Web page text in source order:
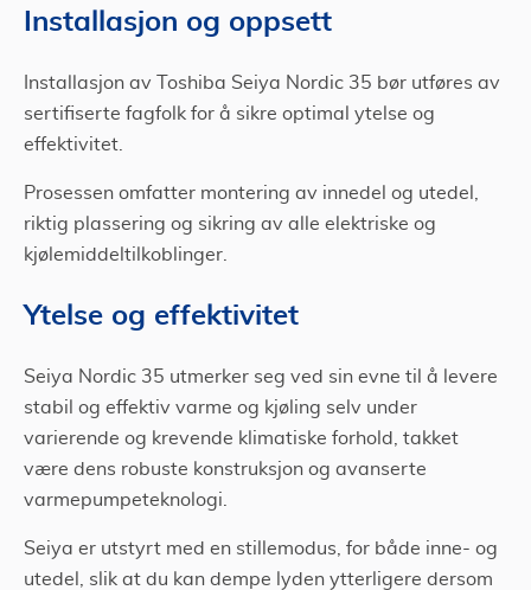
Installasjon og oppsett
Installasjon av Toshiba Seiya Nordic 35 bør utføres av
sertifiserte fagfolk for å sikre optimal ytelse og
effektivitet.
Prosessen omfatter montering av innedel og utedel,
riktig plassering og sikring av alle elektriske og
kjølemiddeltilkoblinger.
Ytelse og effektivitet
Seiya Nordic 35 utmerker seg ved sin evne til å levere
stabil og effektiv varme og kjøling selv under
varierende og krevende klimatiske forhold, takket
være dens robuste konstruksjon og avanserte
varmepumpeteknologi.
Seiya er utstyrt med en stillemodus, for både inne- og
utedel, slik at du kan dempe lyden ytterligere dersom